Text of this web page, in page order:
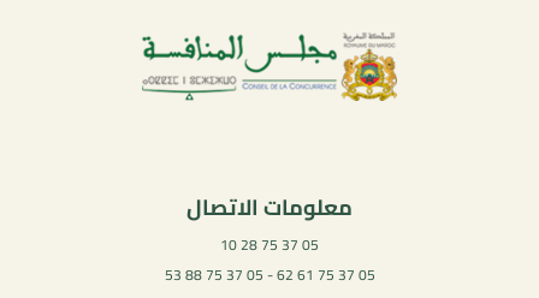
معلومات الاتصال
05 37 75 28 10
05 37 75 61 62 - 05 37 75 88 53